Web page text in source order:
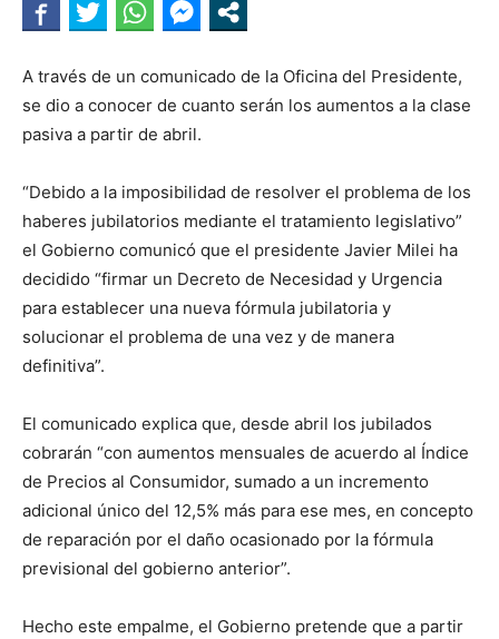
A través de un comunicado de la Oficina del Presidente,
se dio a conocer de cuanto serán los aumentos a la clase
pasiva a partir de abril.
“Debido a la imposibilidad de resolver el problema de los
haberes jubilatorios mediante el tratamiento legislativo”
el Gobierno comunicó que el presidente Javier Milei ha
decidido “firmar un Decreto de Necesidad y Urgencia
para establecer una nueva fórmula jubilatoria y
solucionar el problema de una vez y de manera
definitiva”.
El comunicado explica que, desde abril los jubilados
cobrarán “con aumentos mensuales de acuerdo al Índice
de Precios al Consumidor, sumado a un incremento
adicional único del 12,5% más para ese mes, en concepto
de reparación por el daño ocasionado por la fórmula
previsional del gobierno anterior”.
Hecho este empalme, el Gobierno pretende que a partir